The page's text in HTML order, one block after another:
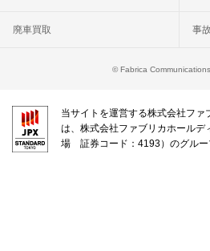
廃車買取 事
© Fabrica
当サイトを運営する株式会社フ
は、株式会社ファブリカホールデ
場 証券コード：4193）のグルー